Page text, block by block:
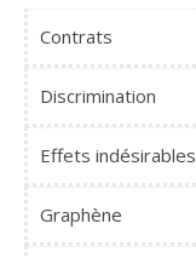
Contrats
Discrimination
Effets indésirables
Graphène